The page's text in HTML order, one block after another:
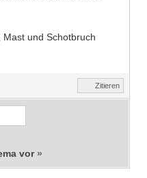
und Schotbruch
Zitieren
vor»